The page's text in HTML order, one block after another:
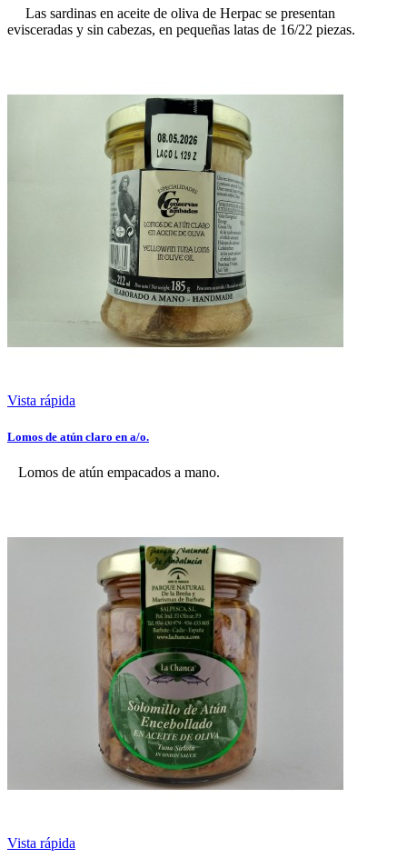
Las sardinas en aceite de oliva de Herpac se presentan
evisceradas y sin cabezas, en pequeñas latas de 16/22 piezas.
Vista rápida
Lomos de atún claro en a/o.
Lomos de atún empacados a mano.
Vista rápida